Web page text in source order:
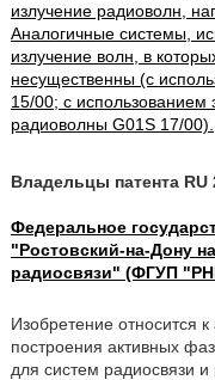
излучение радиоволн,
Аналогичные системы,
излучение волн, в
несущественны (с
15/00; с использованием
радиоволны G01S 17/00).
Владельцы патента RU
Федеральное
"Ростовский-на-Дону
радиосвязи" (ФГУП
Изобретение относится
построения активных
для систем радиосвязи